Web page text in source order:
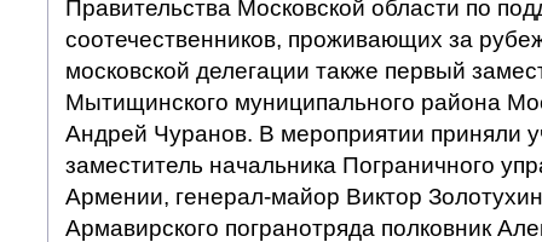
Правительства Московской области по
соотечественников, проживающих за
московской делегации также первый
Мытищинского муниципального района
Андрей Чуранов. В мероприятии приняли
заместитель начальника Пограничного
Армении, генерал-майор Виктор
Армавирского погранотряда полковник